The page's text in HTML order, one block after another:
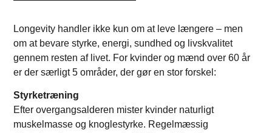
Longevity handler ikke kun om at leve længere – men
om at bevare styrke, energi, sundhed og livskvalitet
gennem resten af livet. For kvinder og mænd over 60 år
er der særligt 5 områder, der gør en stor forskel:
Styrketræning
Efter overgangsalderen mister kvinder naturligt
muskelmasse og knoglestyrke. Regelmæssig